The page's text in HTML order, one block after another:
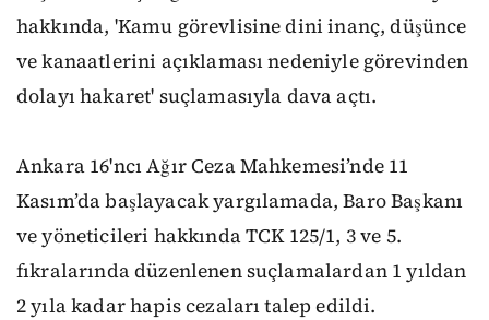
hakkında, 'Kamu görevlisine dini inanç, düşünce
ve kanaatlerini açıklaması nedeniyle görevinden
dolayı hakaret' suçlamasıyla dava açtı.
Ankara 16'ncı Ağır Ceza Mahkemesi’nde 11
Kasım’da başlayacak yargılamada, Baro Başkanı
ve yöneticileri hakkında TCK 125/1, 3 ve 5.
fıkralarında düzenlenen suçlamalardan 1 yıldan
2 yıla kadar hapis cezaları talep edildi.